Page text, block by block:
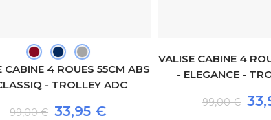
CABINE 4 ROUES 55CM ABS
- TROLLEY ADC
99,00 € 33,95 €
VALISE CABINE 4
- ELEGANCE -
99,00 €